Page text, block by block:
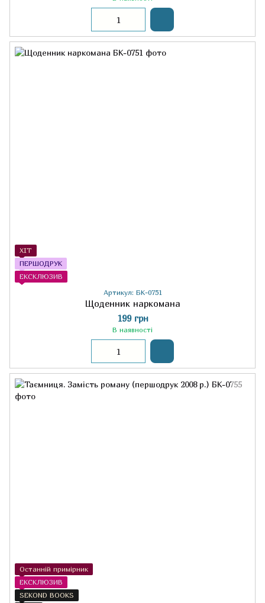
ХІТ
ПЕРШОДРУК
ЕКСКЛЮЗИВ
Артикул: БК-0751
Щоденник наркомана
199 грн
В наявності
Останній примірник
ЕКСКЛЮЗИВ
SEKOND BOOKS